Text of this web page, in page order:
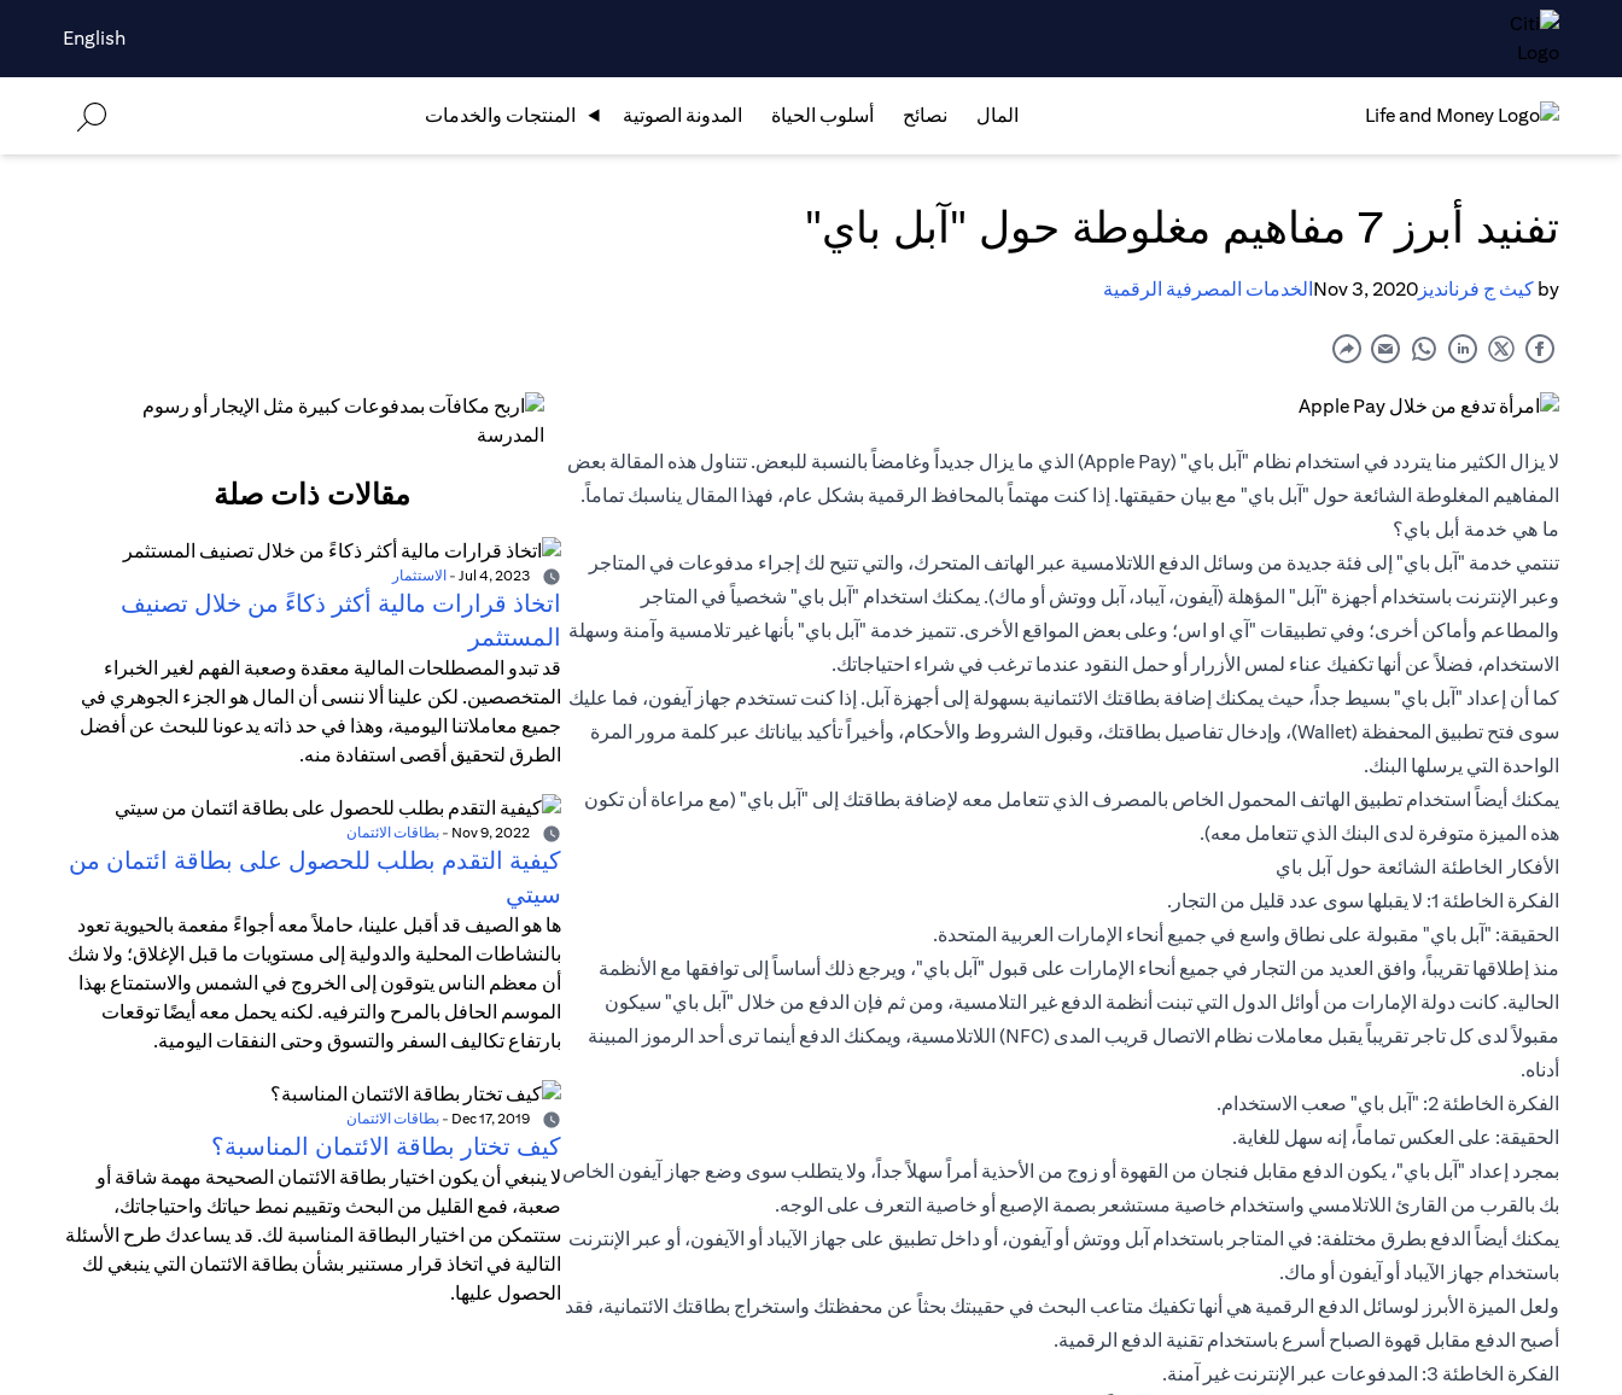
English
المال نصائح أسلوب الحياة المدونة الصوتية المنتجات والخدمات
تفنيد أبرز 7 مفاهيم مغلوطة حول "آبل باي"
by كيث ج فرنانديز Nov 3, 2020الخدمات المصرفية الرقمية
لا يزال الكثير منا يتردد في استخدام نظام "آبل باي" (Apple Pay) الذي ما يزال جديداً وغامضاً بالنسبة للبعض. تتناول هذه المقالة بعض
المفاهيم المغلوطة الشائعة حول "آبل باي" مع بيان حقيقتها. إذا كنت مهتماً بالمحافظ الرقمية بشكل عام، فهذا المقال يناسبك تماماً.
ما هي خدمة أبل باي؟
تنتمي خدمة "آبل باي" إلى فئة جديدة من وسائل الدفع اللاتلامسية عبر الهاتف المتحرك، والتي تتيح لك إجراء مدفوعات في المتاجر
وعبر الإنترنت باستخدام أجهزة "آبل" المؤهلة (آيفون، آيباد، آبل ووتش أو ماك). يمكنك استخدام "آبل باي" شخصياً في المتاجر
والمطاعم وأماكن أخرى؛ وفي تطبيقات "آي او اس؛ وعلى بعض المواقع الأخرى. تتميز خدمة "آبل باي" بأنها غير تلامسية وآمنة وسهلة
الاستخدام، فضلاً عن أنها تكفيك عناء لمس الأزرار أو حمل النقود عندما ترغب في شراء احتياجاتك.
كما أن إعداد "آبل باي" بسيط جداً، حيث يمكنك إضافة بطاقتك الائتمانية بسهولة إلى أجهزة آبل. إذا كنت تستخدم جهاز آيفون، فما عليك
سوى فتح تطبيق المحفظة (Wallet)، وإدخال تفاصيل بطاقتك، وقبول الشروط والأحكام، وأخيراً تأكيد بياناتك عبر كلمة مرور المرة
الواحدة التي يرسلها البنك.
يمكنك أيضاً استخدام تطبيق الهاتف المحمول الخاص بالمصرف الذي تتعامل معه لإضافة بطاقتك إلى "آبل باي" (مع مراعاة أن تكون
هذه الميزة متوفرة لدى البنك الذي تتعامل معه).
الأفكار الخاطئة الشائعة حول آبل باي
الفكرة الخاطئة 1: لا يقبلها سوى عدد قليل من التجار.
الحقيقة: "آبل باي" مقبولة على نطاق واسع في جميع أنحاء الإمارات العربية المتحدة.
منذ إطلاقها تقريباً، وافق العديد من التجار في جميع أنحاء الإمارات على قبول "آبل باي"، ويرجع ذلك أساساً إلى توافقها مع الأنظمة
الحالية. كانت دولة الإمارات من أوائل الدول التي تبنت أنظمة الدفع غير التلامسية، ومن ثم فإن الدفع من خلال "آبل باي" سيكون
مقبولاً لدى كل تاجر تقريباً يقبل معاملات نظام الاتصال قريب المدى (NFC) اللاتلامسية، ويمكنك الدفع أينما ترى أحد الرموز المبينة
أدناه.
الفكرة الخاطئة 2: "آبل باي" صعب الاستخدام.
الحقيقة: على العكس تماماً، إنه سهل للغاية.
بمجرد إعداد "آبل باي"، يكون الدفع مقابل فنجان من القهوة أو زوج من الأحذية أمراً سهلاً جداً، ولا يتطلب سوى وضع جهاز آيفون الخاص
بك بالقرب من القارئ اللاتلامسي واستخدام خاصية مستشعر بصمة الإصبع أو خاصية التعرف على الوجه.
يمكنك أيضاً الدفع بطرق مختلفة: في المتاجر باستخدام آبل ووتش أو آيفون، أو داخل تطبيق على جهاز الآيباد أو الآيفون، أو عبر الإنترنت
باستخدام جهاز الآيباد أو آيفون أو ماك.
ولعل الميزة الأبرز لوسائل الدفع الرقمية هي أنها تكفيك متاعب البحث في حقيبتك بحثاً عن محفظتك واستخراج بطاقتك الائتمانية، فقد
أصبح الدفع مقابل قهوة الصباح أسرع باستخدام تقنية الدفع الرقمية.
الفكرة الخاطئة 3: المدفوعات عبر الإنترنت غير آمنة.
مقالات ذات صلة
- الاستثمار
اتخاذ قرارات مالية أكثر ذكاءً من خلال تصنيف
المستثمر
قد تبدو المصطلحات المالية معقدة وصعبة الفهم لغير الخبراء
المتخصصين. لكن علينا ألا ننسى أن المال هو الجزء الجوهري في
جميع معاملاتنا اليومية، وهذا في حد ذاته يدعونا للبحث عن أفضل
الطرق لتحقيق أقصى استفادة منه.
- بطاقات الائتمان
كيفية التقدم بطلب للحصول على بطاقة ائتمان من
سيتي
ها هو الصيف قد أقبل علينا، حاملاً معه أجواءً مفعمة بالحيوية تعود
بالنشاطات المحلية والدولية إلى مستويات ما قبل الإغلاق؛ ولا شك
أن معظم الناس يتوقون إلى الخروج في الشمس والاستمتاع بهذا
الموسم الحافل بالمرح والترفيه. لكنه يحمل معه أيضًا توقعات
بارتفاع تكاليف السفر والتسوق وحتى النفقات اليومية.
- بطاقات الائتمان
كيف تختار بطاقة الائتمان المناسبة؟
لا ينبغي أن يكون اختيار بطاقة الائتمان الصحيحة مهمة شاقة أو
صعبة، فمع القليل من البحث وتقييم نمط حياتك واحتياجاتك،
ستتمكن من اختيار البطاقة المناسبة لك. قد يساعدك طرح الأسئلة
التالية في اتخاذ قرار مستنير بشأن بطاقة الائتمان التي ينبغي لك
الحصول عليها.